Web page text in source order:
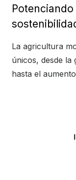
La agricultura
únicos, desde la
hasta el